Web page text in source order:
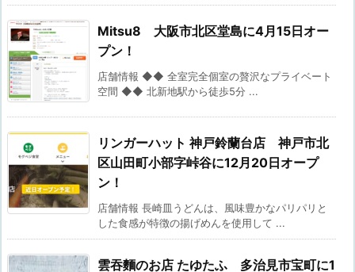
Mitsu8 大阪市北区堂島に4月15日オー
プン！
店舗情報 ◆◆ 全室完全個室の贅沢なプライベート
空間 ◆◆ 北新地駅から徒歩5分 ...
リンガーハット 神戸鈴蘭台店 神戸市北
区山田町小部字峠谷に12月20日オープ
ン！
店舗情報 長崎皿うどんは、風味豊かなパリパリと
した食感が特徴の揚げめんを使用して ...
雲吞麵のお店 たゆたふ 多治見市宝町に1